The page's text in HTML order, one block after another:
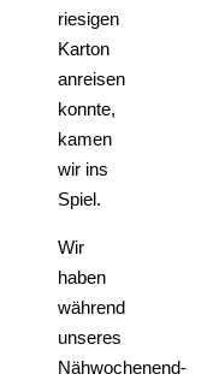
riesigen
Karton
anreisen
konnte,
kamen
wir ins
Spiel.
Wir
haben
während
unseres
Nähwochenend-